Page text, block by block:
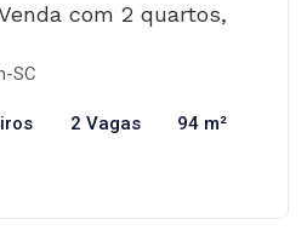
com 2 quartos,
SC
2 Vagas 94 m²